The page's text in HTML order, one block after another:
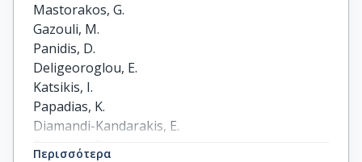
Mastorakos, G.
Gazouli, M.
Panidis, D.
Deligeoroglou, E.
Katsikis, I.
Papadias, K.
Diamandi-Kandarakis, E.
Creatsas, G.
Περισσότερα